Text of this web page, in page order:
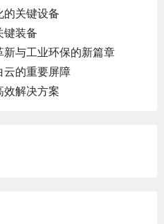
关键设备
键装备
与工业环保的新篇章
云的重要屏障
解决方案